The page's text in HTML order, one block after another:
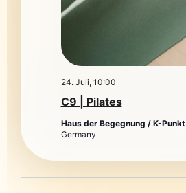
C9 | Pilates
24. Juli, 10:00
Haus der Begegnung / K-Punkt
Germany